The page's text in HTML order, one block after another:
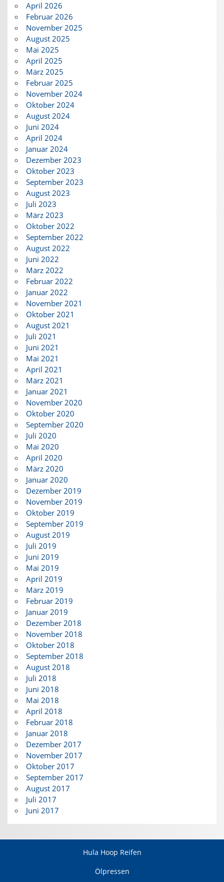
April 2026
Februar 2026
November 2025
August 2025
Mai 2025
April 2025
März 2025
Februar 2025
November 2024
Oktober 2024
August 2024
Juni 2024
April 2024
Januar 2024
Dezember 2023
Oktober 2023
September 2023
August 2023
Juli 2023
März 2023
Oktober 2022
September 2022
August 2022
Juni 2022
März 2022
Februar 2022
Januar 2022
November 2021
Oktober 2021
August 2021
Juli 2021
Juni 2021
Mai 2021
April 2021
März 2021
Januar 2021
November 2020
Oktober 2020
September 2020
Juli 2020
Mai 2020
April 2020
März 2020
Januar 2020
Dezember 2019
November 2019
Oktober 2019
September 2019
August 2019
Juli 2019
Juni 2019
Mai 2019
April 2019
März 2019
Februar 2019
Januar 2019
Dezember 2018
November 2018
Oktober 2018
September 2018
August 2018
Juli 2018
Juni 2018
Mai 2018
April 2018
Februar 2018
Januar 2018
Dezember 2017
November 2017
Oktober 2017
September 2017
August 2017
Juli 2017
Juni 2017
Hula Hoop Reifen
Ölpressen